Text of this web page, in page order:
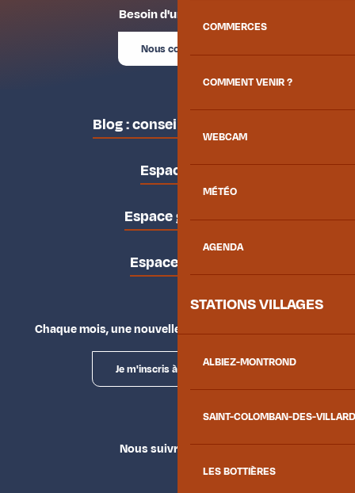
COMMERCES
COMMENT VENIR ?
WEBCAM
MÉTÉO
AGENDA
STATIONS VILLAGES
ALBIEZ-MONTROND
SAINT-COLOMBAN-DES-
LES BOTTIÈRES
Besoin d'un conseil ?
Nous contacter
Blog : conseils des locaux
Espace pro
Espace groupes
Espace presse
Chaque mois, une nouvelle façon d'explorer la vallée.
Je m'inscris à la newsletter
Nous suivre